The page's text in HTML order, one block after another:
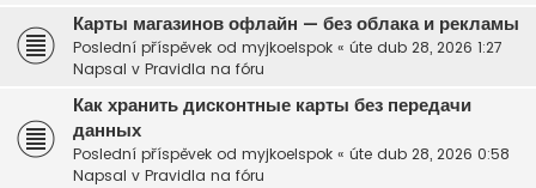
Карты магазинов офлайн — без облака и рекламы
Poslední příspěvek od myjkoelspok « úte dub 28, 2026 1:27
Napsal v Pravidla na fóru
Как хранить дисконтные карты без передачи
данных
Poslední příspěvek od myjkoelspok « úte dub 28, 2026 0:58
Napsal v Pravidla na fóru